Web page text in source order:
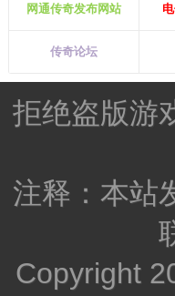
网通传奇发布网站
传奇论坛
拒绝盗版游
注释：本站
Copyright